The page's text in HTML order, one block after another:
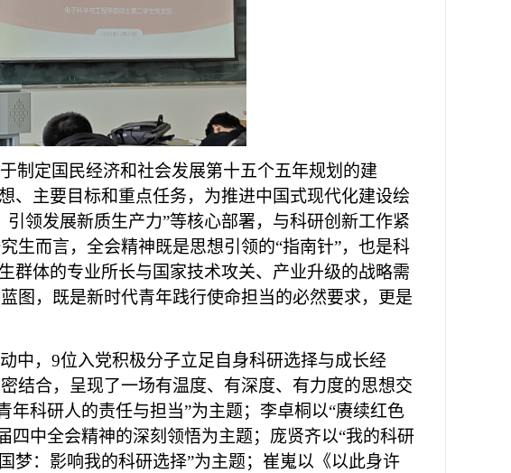
制定国民经济和社会发展第十五个五年规划的建
、主要目标和重点任务，为推进中国式现代化建设绘
领发展新质生产力”等核心部署，与科研创新工作紧
生而言，全会精神既是思想引领的“指南针”，也是科
群体的专业所长与国家技术攻关、产业升级的战略需
图，既是新时代青年践行使命担当的必然要求，更是
中， 9位入党积极分子立足自身科研选择与成长经
结合，呈现了一场有温度、有深度、有力度的思想交
科研人的责任与担当”为主题； 李卓桐以“赓续红色
四中全会精神的深刻领悟为主题； 庞贤齐以“我的科研
梦：影响我的科研选择”为主题； 崔嵬以《以此身许